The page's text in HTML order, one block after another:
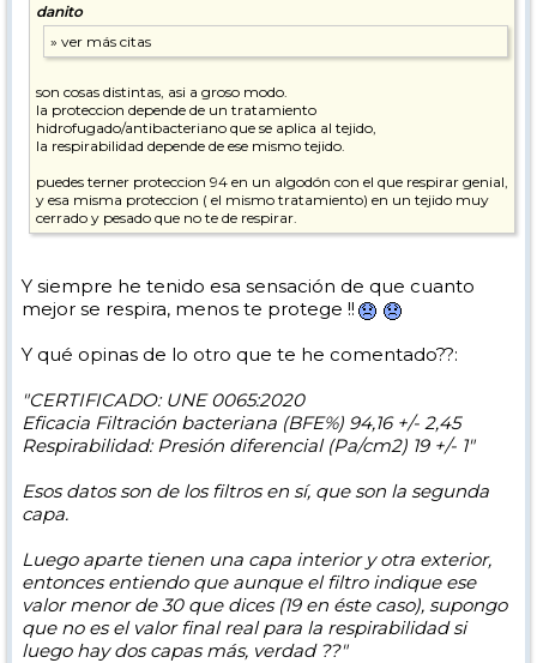
danito
son cosas distintas, asi a groso modo.
la proteccion depende de un tratamiento
hidrofugado/antibacteriano que se aplica al tejido,
la respirabilidad depende de ese mismo tejido.
puedes terner proteccion 94 en un algodón con el que respirar genial,
y esa misma proteccion ( el mismo tratamiento) en un tejido muy
cerrado y pesado que no te de respirar.
Y siempre he tenido esa sensación de que cuanto
mejor se respira, menos te protege !!
Y qué opinas de lo otro que te he comentado??:
"CERTIFICADO: UNE 0065:2020
Eficacia Filtración bacteriana (BFE%) 94,16 +/- 2,45
Respirabilidad: Presión diferencial (Pa/cm2) 19 +/- 1"
Esos datos son de los filtros en sí, que son la segunda
capa.
Luego aparte tienen una capa interior y otra exterior,
entonces entiendo que aunque el filtro indique ese
valor menor de 30 que dices (19 en éste caso), supongo
que no es el valor final real para la respirabilidad si
luego hay dos capas más, verdad ??"